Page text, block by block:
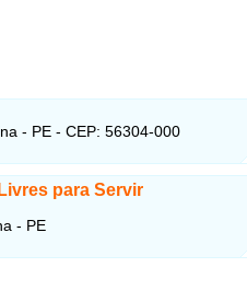
- PE - CEP: 56304-000
para Servir
- PE